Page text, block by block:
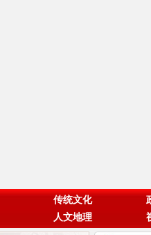
传统文化
人文地理